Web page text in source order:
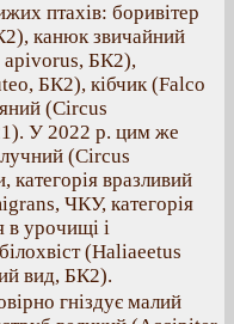
птахів: боривітер
канюк звичайний
apivorus, БК2),
БК2), кібчик (Falco
(Circus
У 2022 р. цим же
(Circus
категорія вразливий
ЧКУ, категорія
в урочищі і
(Haliaeetus
вид, БК2).
гніздує малий